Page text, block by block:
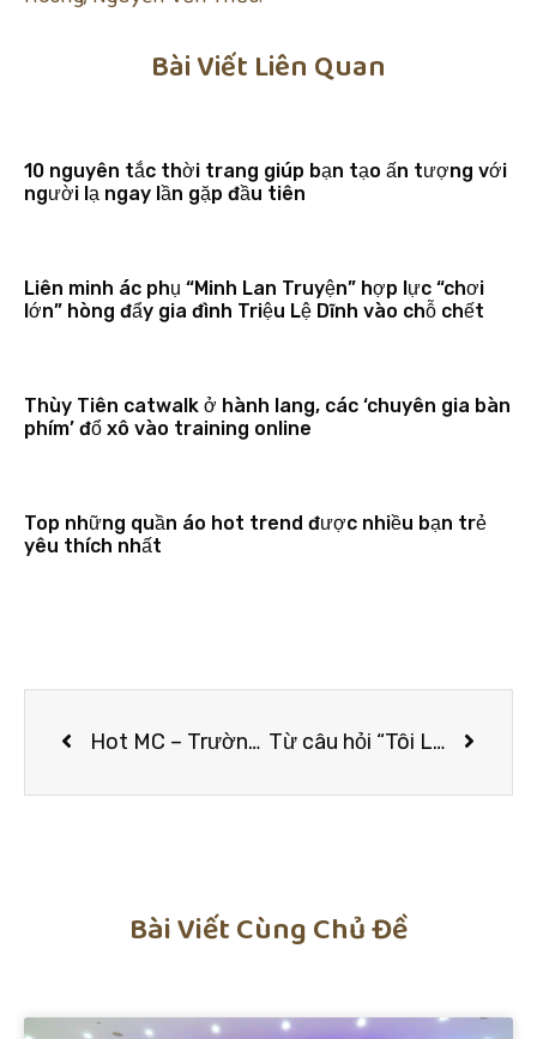
Bài Viết Liên Quan
10 nguyên tắc thời trang giúp bạn tạo ấn tượng với
người lạ ngay lần gặp đầu tiên
Liên minh ác phụ “Minh Lan Truyện” hợp lực “chơi
lớn” hòng đẩy gia đình Triệu Lệ Dĩnh vào chỗ chết
Thùy Tiên catwalk ở hành lang, các ‘chuyên gia bàn
phím’ đổ xô vào training online
Top những quần áo hot trend được nhiều bạn trẻ
yêu thích nhất
Hot MC – Trường Giang Phạm nhận lời mời đồng hành cùng dự án “Nữ Hoàng Quyến Rũ – Miss Sexy Model 2019” Từ câu hỏi “Tôi Là Ai” đến loạt câu chuyện truyền cảm hứng của Hương Giang, Đen Vâu, Hoàng Thùy
Bài Viết Cùng Chủ Đề